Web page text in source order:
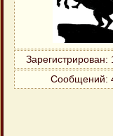
Зарегистрирован:
Сообщений: